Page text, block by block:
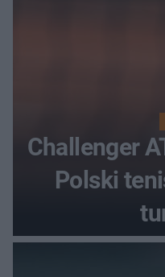
Challenger
Polski